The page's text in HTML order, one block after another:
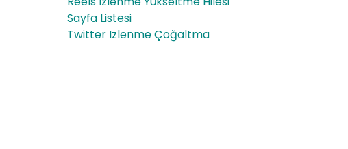
Sayfa Listesi
Twitter Izlenme Çoğaltma